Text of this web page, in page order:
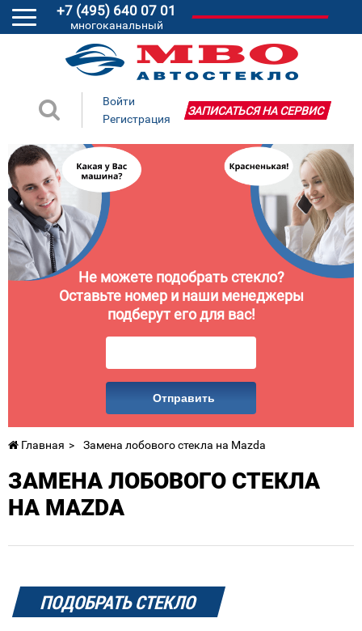
+7 (495) 640 07 01
многоканальный
Войти
Регистрация
ЗАПИСАТЬСЯ НА СЕРВИС
Не можете подобрать стекло?
Оставьте номер и наши менеджеры
подберут его для вас!
Отправить
Главная Замена лобового стекла на Mazda
ЗАМЕНА ЛОБОВОГО СТЕКЛА
НА MAZDA
ПОДОБРАТЬ СТЕКЛО